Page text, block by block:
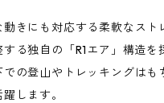
きにも対応する柔軟なスト
る独自の「R1エア」構造を
の登山やトレッキングはも
します。